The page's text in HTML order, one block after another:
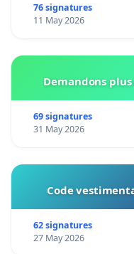
76 signatures
11 May 2026
Demandons
69 signatures
31 May 2026
Code
62 signatures
27 May 2026